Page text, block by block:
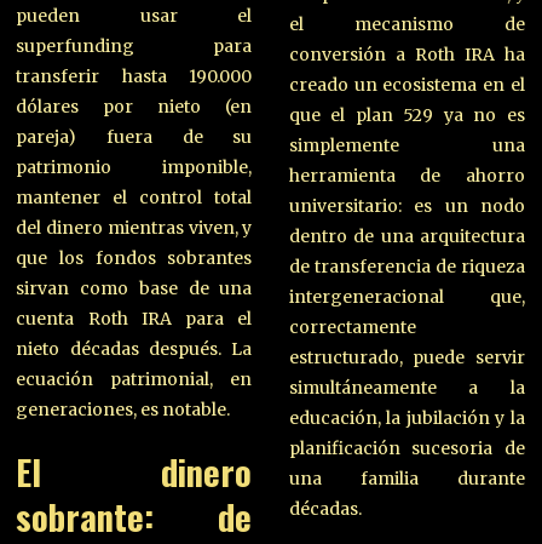
pueden usar el
superfunding para
transferir hasta 190.000
dólares por nieto (en
pareja) fuera de su
patrimonio imponible,
mantener el control total
del dinero mientras viven, y
que los fondos sobrantes
sirvan como base de una
cuenta Roth IRA para el
nieto décadas después. La
ecuación patrimonial, en
generaciones, es notable.
El dinero
sobrante: de
el mecanismo de
conversión a Roth IRA ha
creado un ecosistema en el
que el plan 529 ya no es
simplemente una
herramienta de ahorro
universitario: es un nodo
dentro de una arquitectura
de transferencia de riqueza
intergeneracional que,
correctamente
estructurado, puede servir
simultáneamente a la
educación, la jubilación y la
planificación sucesoria de
una familia durante
décadas.